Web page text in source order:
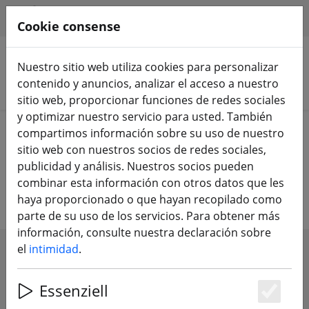
Buscar productos
Home Equipamiento
Mando a distancia
Receptor RC
Receptor de control remoto
Cookie consense
Nuestro sitio web utiliza cookies para personalizar
contenido y anuncios, analizar el acceso a nuestro
sitio web, proporcionar funciones de redes sociales
y optimizar nuestro servicio para usted. También
compartimos información sobre su uso de nuestro
sitio web con nuestros socios de redes sociales,
publicidad y análisis. Nuestros socios pueden
combinar esta información con otros datos que les
haya proporcionado o que hayan recopilado como
parte de su uso de los servicios. Para obtener más
información, consulte nuestra declaración sobre
el intimidad.
Essenziell